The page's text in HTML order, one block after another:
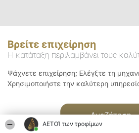
ΑΕΤΟΊ των τροφίμων
Βρείτε επιχείρηση
Η κατάταξη περιλαμβάνει τους
Ψάχνετε επιχείρηση; Ελέγξτε τη
Χρησιμοποιήστε την καλύτερη
Αναζήτηση